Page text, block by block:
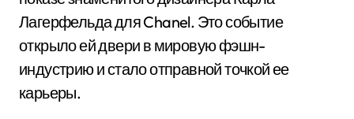
Лагерфельда для Chanel. Это событие
открыло ей двери в мировую фэшн-
индустрию и стало отправной точкой ее
карьеры.